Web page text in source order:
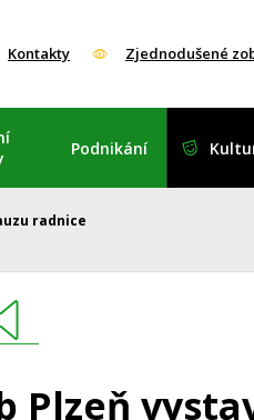
Kontakty Zjednodušené
Podnikání
radnice
Plzeň